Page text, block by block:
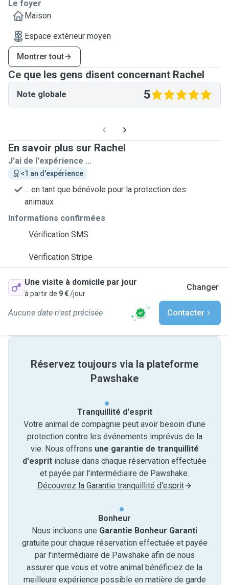
Le foyer
Maison
Espace extérieur moyen
Montrer tout
Ce que les gens disent concernant Rachel
Note globale 5
En savoir plus sur Rachel
J'ai de l'expérience ...
<1 an d'expérience
... en tant que bénévole pour la protection des
animaux
Informations confirmées
Vérification SMS
Vérification Stripe
Une visite à domicile par jour
à partir de 9 €/jour
Changer
Aucune date n'est précisée Contacter
Réservez toujours via la plateforme
Pawshake
Tranquillité d'esprit
Votre animal de compagnie peut avoir besoin d'une
protection contre les événements imprévus de la
vie. Nous offrons une garantie de tranquillité
d'esprit incluse dans chaque réservation effectuée
et payée par l'intermédiaire de Pawshake.
Découvrez la Garantie tranquillité d'esprit
Bonheur
Nous incluons une Garantie Bonheur Garanti
gratuite pour chaque réservation effectuée et payée
par l'intermédiaire de Pawshake afin de nous
assurer que vous et votre animal bénéficiez de la
meilleure expérience possible en matière de garde